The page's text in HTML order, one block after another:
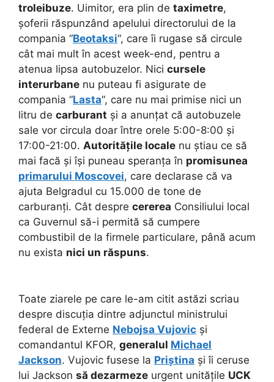
troleibuze. Uimitor, era plin de taximetre,
șoferii răspunzând apelului directorului de la
compania “Beotaksi“, care îi rugase să circule
cât mai mult în acest week-end, pentru a
atenua lipsa autobuzelor. Nici cursele
interurbane nu puteau fi asigurate de
compania “Lasta“, care nu mai primise nici un
litru de carburant și a anunțat că autobuzele
sale vor circula doar între orele 5:00-8:00 și
17:00-21:00. Autoritățile locale nu știau ce să
mai facă și își puneau speranța în promisunea
primarului Moscovei, care declarase că va
ajuta Belgradul cu 15.000 de tone de
carburanți. Cât despre cererea Consiliului local
ca Guvernul să-i permită să cumpere
combustibil de la firmele particulare, până acum
nu exista nici un răspuns.
Toate ziarele pe care le-am citit astăzi scriau
despre discuția dintre adjunctul ministrului
federal de Externe Nebojsa Vujovic și
comandantul KFOR, generalul Michael
Jackson. Vujovic fusese la Priștina și îi ceruse
lui Jackson să dezarmeze urgent unitățile UCK